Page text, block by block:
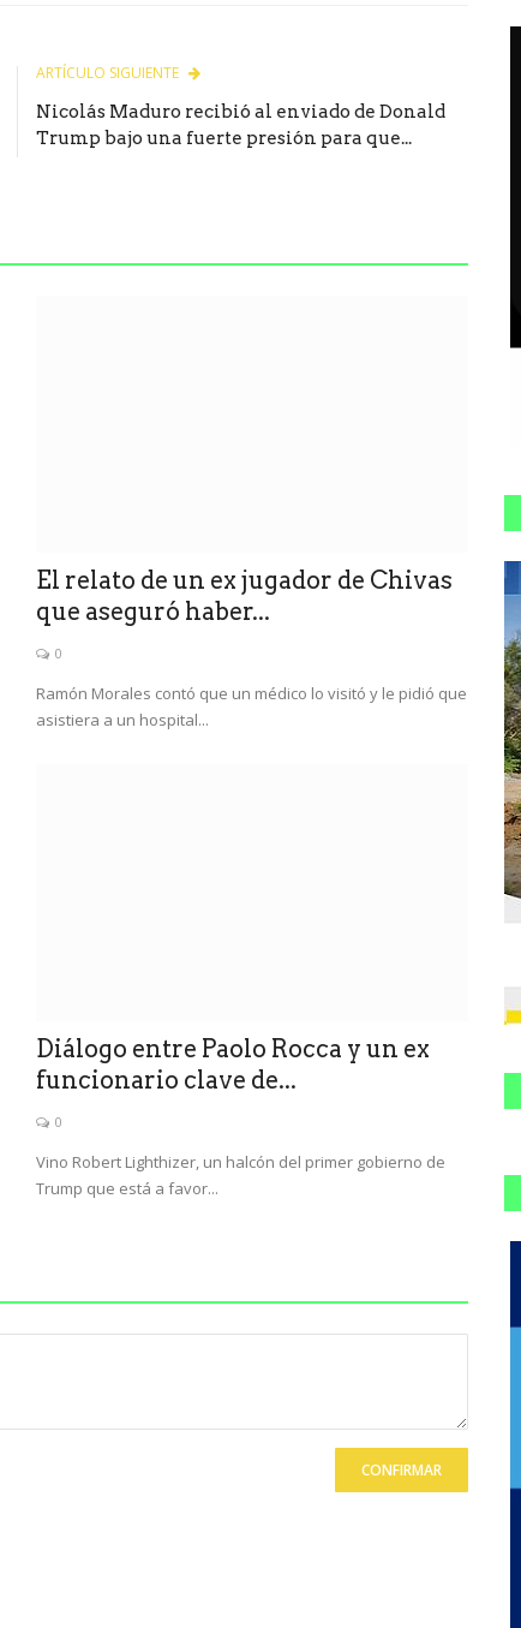
ARTÍCULO SIGUIENTE
Nicolás Maduro recibió al enviado de Donald
Trump bajo una fuerte presión para que...
El relato de un ex jugador de Chivas
que aseguró haber...
0
Ramón Morales contó que un médico lo visitó y le pidió que
asistiera a un hospital...
Diálogo entre Paolo Rocca y un ex
funcionario clave de...
0
Vino Robert Lighthizer, un halcón del primer gobierno de
Trump que está a favor...
CONFIRMAR